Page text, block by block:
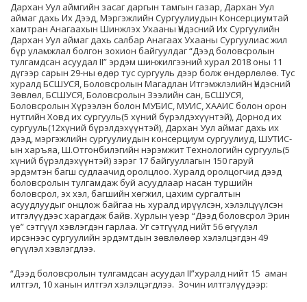
Дархан Уул аймгийн засаг даргын тамгын газар, Дархан Уул
аймаг дахь Их Дээд, Мэргэжлийн Сургуулиудын Консерциумтай
хамтран Анагаахын Шинжлэх Ухааны Үндэсний Их Сургуулийн
Дархан Уул аймаг дахь салбар Анагаах Ухааны Сургуулиас жил
бүр уламжлал болгон зохион байгуулдаг “Дээд боловсролын
тулгамдсан асуудал II” эрдэм шинжилгээний хурал 2018 оны 11
дүгээр сарын 29-ны өдөр тус сургууль дээр болж өндөрлөлөө. Тус
хуралд БСШУСЯ, Боловсролын Магадлан Итгэмжлэлийн Үндэсний
Зөвлөл, БСШУСЯ, Боловсролын Зээлийн сан, БСШУСЯ,
Боловсролын Хүрээлэн болон МУБИС, МУИС, ХААИС болон орон
нутгийн Ховд их сургууль(5 хүний бүрэлдэхүүнтэй), Дорнод их
сургууль(12хүний бүрэлдэхүүнтэй), Дархан Уул аймаг дахь их
дээд, мэргэжлийн сургуулиудын консерциум сургуулиуд, ШУТИС-
ын харъяа, Ш.Отгонбилэгийн нэрэмжит Технологийн сургууль(5
хүний бүрэлдэхүүнтэй) зэрэг 17 байгууллагын 150 гаруй
эрдэмтэн багш судлаачид оролцлоо. Хуралд оролцогчид дээд
боловсролын тулгамдаж буй асуудлаар насан туршийн
боловсрол, эх хэл, багшийн хөгжил, цахим сургалтын
асуудлуудыг онцлож байгаа нь хуралд ирүүлсэн, хэлэлцүүлсэн
итгэлүүдээс харагдаж байв. Хурлын үеэр “Дээд боловсрол Эрин
үе” сэтгүүл хэвлэгдэн гарлаа. Уг сэтгүүлд нийт 56 өгүүлэл
ирсэнээс сургуулийн эрдэмтдын зөвлөлөөр хэлэлцэгдэн 49
өгүүлэл хэвлэгдлээ.
“Дээд боловсролын тулгамдсан асуудал II”хуралд нийт 15 аман
илтгэл, 10 ханын илтгэл хэлэлцэгдлээ. Зочин илтгэлүүдээр: